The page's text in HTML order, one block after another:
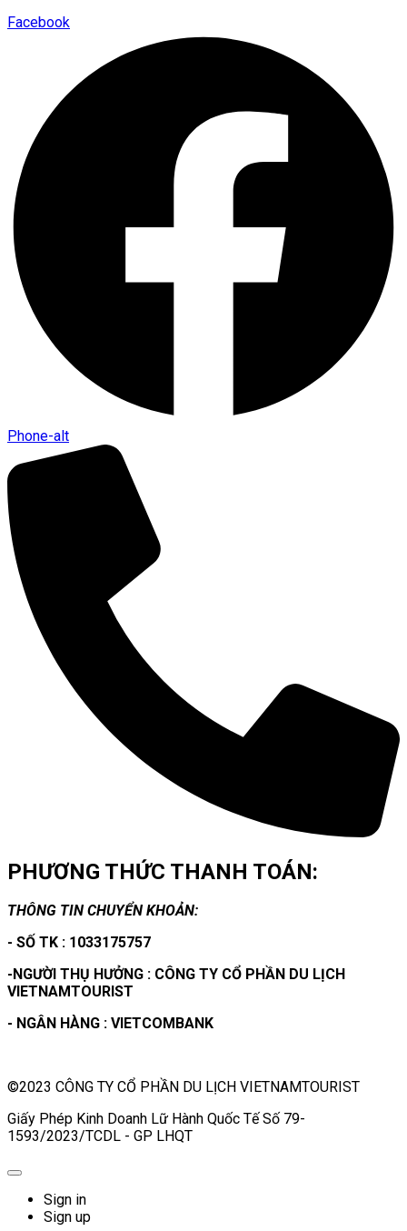
Facebook
Phone-alt
PHƯƠNG THỨC THANH TOÁN:
THÔNG TIN CHUYỂN KHOẢN:
- SỐ TK : 1033175757
-NGƯỜI THỤ HƯỞNG : CÔNG TY CỔ PHẦN DU LỊCH
VIETNAMTOURIST
- NGÂN HÀNG : VIETCOMBANK
©2023 CÔNG TY CỔ PHẦN DU LỊCH VIETNAMTOURIST
Giấy Phép Kinh Doanh Lữ Hành Quốc Tế Số 79-
1593/2023/TCDL - GP LHQT
Sign in
Sign up